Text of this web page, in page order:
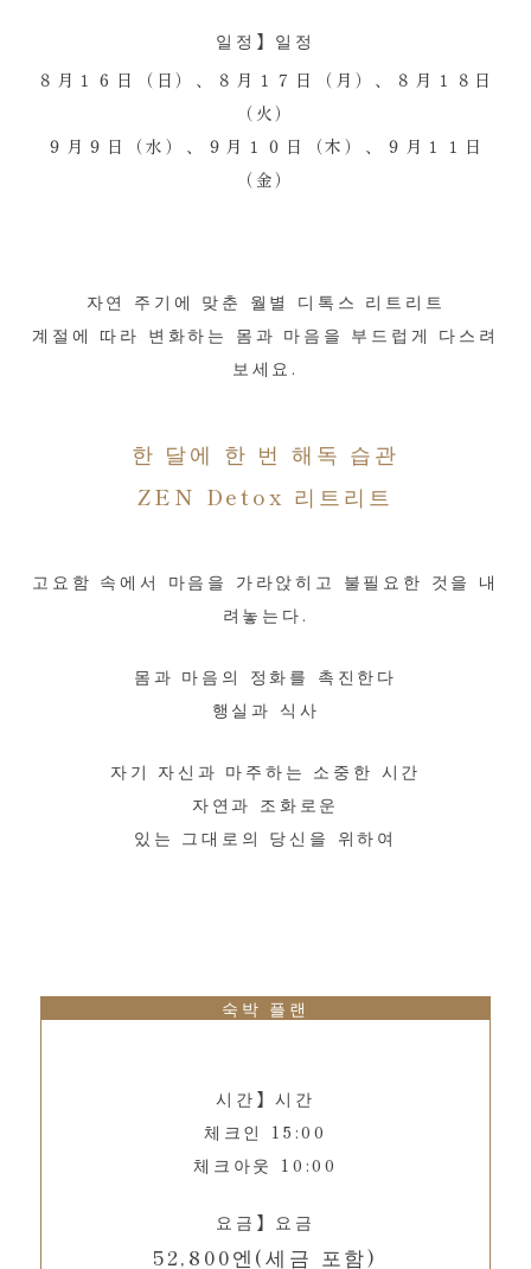
일정】일정
８月１６日（日）、８月１７日（月）、８月１８日
（火）
９月９日（水）、９月１０日（木）、９月１１日
（金）
자연 주기에 맞춘 월별 디톡스 리트리트
계절에 따라 변화하는 몸과 마음을 부드럽게 다스려
보세요.
한 달에 한 번 해독 습관
ZEN Detox 리트리트
고요함 속에서 마음을 가라앉히고 불필요한 것을 내
려놓는다.
몸과 마음의 정화를 촉진한다
행실과 식사
자기 자신과 마주하는 소중한 시간
자연과 조화로운
있는 그대로의 당신을 위하여
숙박 플랜
시간】시간
체크인 15:00
체크아웃 10:00
요금】요금
52,800엔(세금 포함)